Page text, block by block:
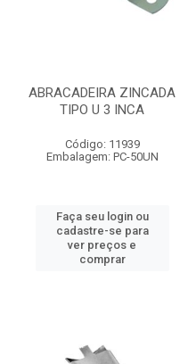
ABRACADEIRA ZINCADA
TIPO U 3 INCA
Código: 11939
Embalagem: PC-50UN
Faça seu login ou
cadastre-se para
ver preços e
comprar